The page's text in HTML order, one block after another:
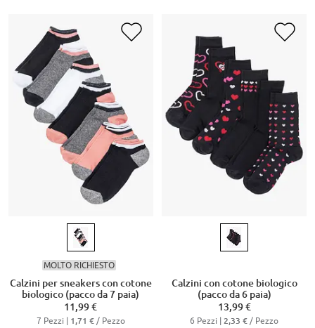
MOLTO RICHIESTO
Calzini per sneakers con cotone
biologico (pacco da 7 paia)
11,99 €
7 Pezzi | 1,71 €/ Pezzo
Calzini con cotone biologico
(pacco da 6 paia)
13,99 €
6 Pezzi | 2,33 € / Pezzo